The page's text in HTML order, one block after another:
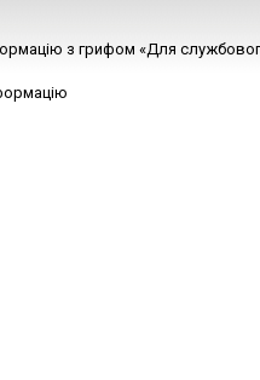
з грифом «Для